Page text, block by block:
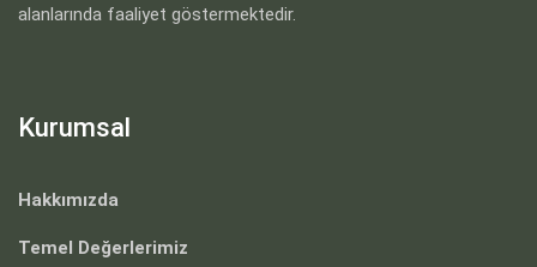
alanlarında faaliyet göstermektedir.
Kurumsal
Hakkımızda
Temel Değerlerimiz